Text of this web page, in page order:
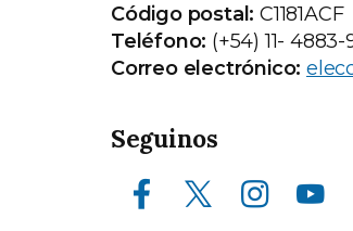
Código postal: C1181ACF
Teléfono: (+54) 11-
Correo electrónico:
Seguinos
Facebook X (ex Twitter) Instagram